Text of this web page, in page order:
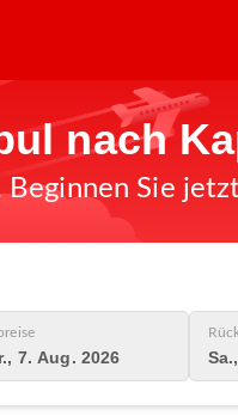
nach
Sie
7. Aug. 2026